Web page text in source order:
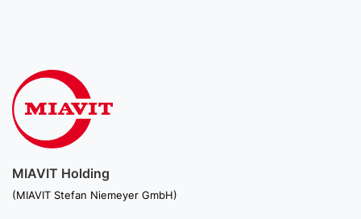
MIAVIT Holding
(MIAVIT Stefan Niemeyer GmbH)